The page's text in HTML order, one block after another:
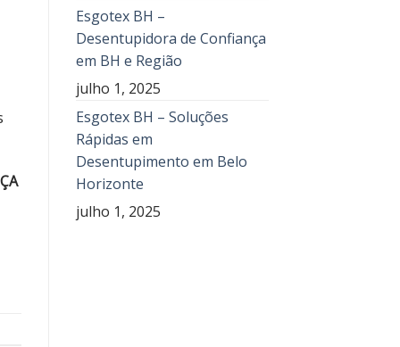
Esgotex BH –
Desentupidora de Confiança
em BH e Região
julho 1, 2025
Esgotex BH – Soluções
Rápidas em
Desentupimento em Belo
Horizonte
julho 1, 2025